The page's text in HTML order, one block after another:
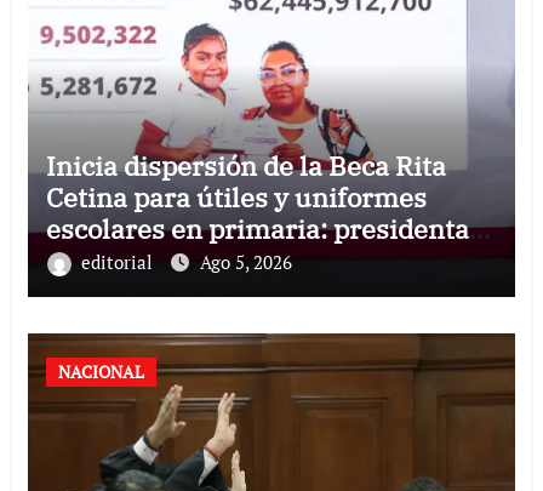
Inicia dispersión de la Beca Rita
Cetina para útiles y uniformes
escolares en primaria: presidenta
Claudia Sheinbaum
editorial Ago 5, 2026
NACIONAL